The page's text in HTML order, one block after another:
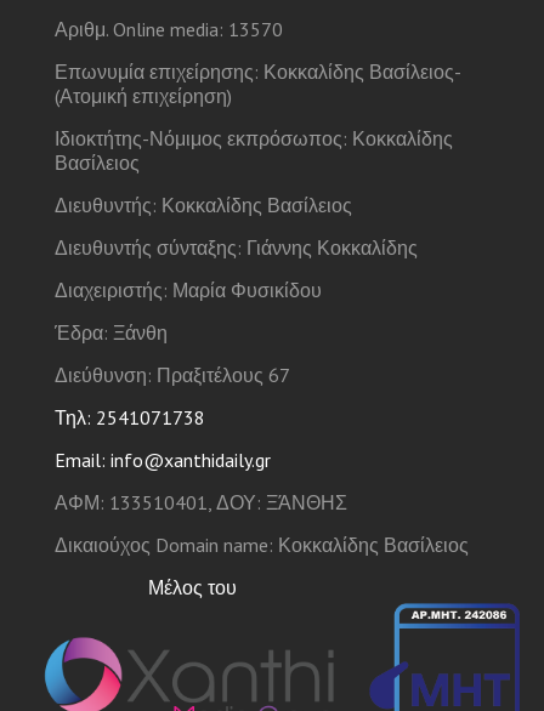
Αριθμ. Online media: 13570
Επωνυμία επιχείρησης: Κοκκαλίδης Βασίλειος-
(Ατομική επιχείρηση)
Ιδιοκτήτης-Νόμιμος εκπρόσωπος: Κοκκαλίδης
Βασίλειος
Διευθυντής: Κοκκαλίδης Βασίλειος
Διευθυντής σύνταξης: Γιάννης Κοκκαλίδης
Διαχειριστής: Μαρία Φυσικίδου
Έδρα: Ξάνθη
Διεύθυνση: Πραξιτέλους 67
Τηλ: 2541071738
Email: info@xanthidaily.gr
ΑΦΜ: 133510401, ΔΟΥ: ΞΆΝΘΗΣ
Δικαιούχος Domain name: Κοκκαλίδης Βασίλειος
Μέλος του